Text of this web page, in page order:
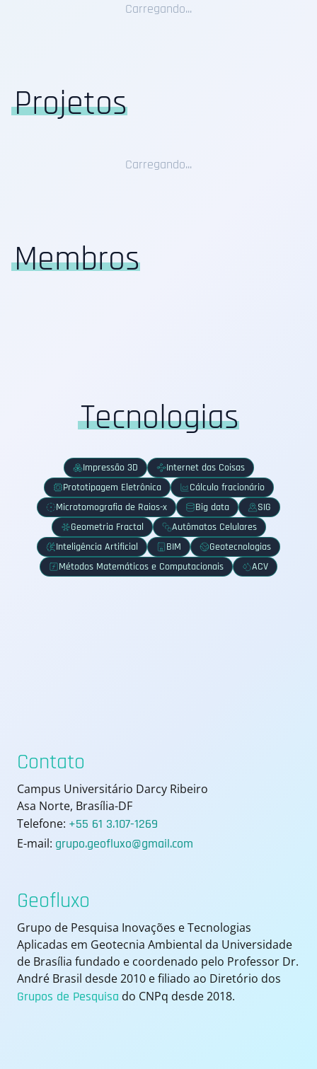
Carregando...
Projetos
Carregando...
Membros
Tecnologias
Impressão 3D
Internet das Coisas
Prototipagem Eletrônica
Cálculo fracionário
Microtomografia de Raios-x
Big data
SIG
Geometria Fractal
Autômatos Celulares
Inteligência Artificial
BIM
Geotecnologias
Métodos Matemáticos e Computacionais
ACV
Contato
Campus Universitário Darcy Ribeiro
Asa Norte, Brasília-DF
Telefone: +55 61 3.107-1269
E-mail: grupo.geofluxo@gmail.com
Geofluxo
Grupo de Pesquisa Inovações e Tecnologias
Aplicadas em Geotecnia Ambiental da Universidade
de Brasília fundado e coordenado pelo Professor Dr.
André Brasil desde 2010 e filiado ao Diretório dos
Grupos de Pesquisa do CNPq desde 2018.